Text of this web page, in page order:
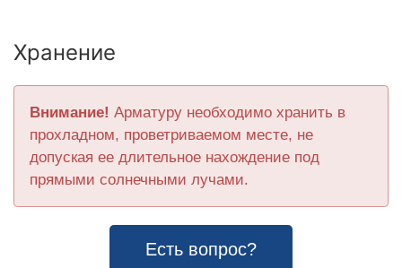
Хранение
Внимание! Арматуру необходимо хранить в
прохладном, проветриваемом месте, не
допуская ее длительное нахождение под
прямыми солнечными лучами.
Есть вопрос?